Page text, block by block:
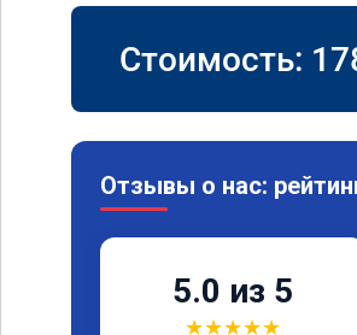
Стоимость:
Отзывы о нас:
5.0 из 5
★★★★★